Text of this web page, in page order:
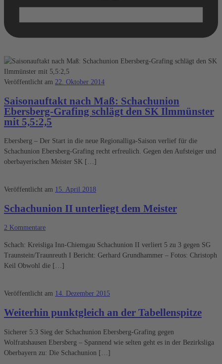
Veröffentlicht am 22. Oktober 2014
Saisonauftakt nach Maß: Schachunion
Ebersberg-Grafing schlägt den SK Ilmmünster
mit 5,5:2,5
Ebersberg – Der Start in die neue Regionalliga-Saison verlief für die
Schachunion Ebersberg-Grafing recht erfreulich. Gegen den Aufsteiger und
oberbayerischen Meister SK […]
Veröffentlicht am 15. April 2018
Schachunion II unterliegt dem Meister
2 Kommentare
Schach: Kreisliga Inn-Chiemgau Schachunion II verliert 5 zu 3 gegen SG
Traunstein/Traunreuth I Bericht: Gerhard Grundhammer – Fotos: Christoph
Keil Obwohl die […]
Veröffentlicht am 14. Dezember 2015
Weiterhin punktgleich an der Tabellenspitze
Sicherer 5:3 Sieg der Schachunion Ebersberg-Grafing gegen
Wolfratshausen Ebersberg – Spannend wie selten geht es in der Bezirksliga
Oberbayern zu: Die Schachunion […]